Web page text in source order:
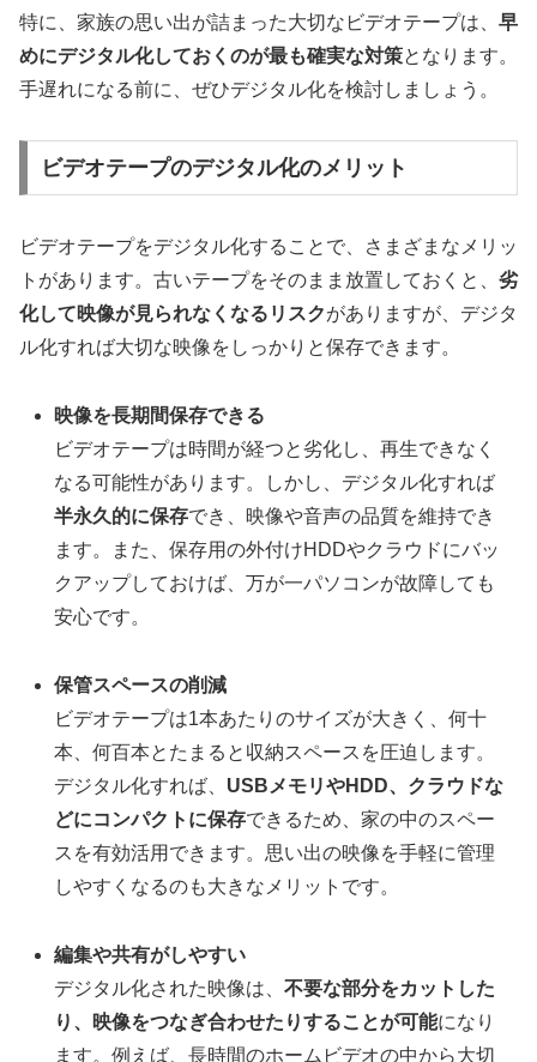
特に、家族の思い出が詰まった大切なビデオテープは、 早
めにデジタル化しておくのが最も確実な対策となります。
手遅れになる前に、ぜひデジタル化を検討しましょう。
ビデオテープのデジタル化のメリット
ビデオテープをデジタル化することで、さまざまなメリッ
トがあります。古いテープをそのまま放置しておくと、 劣
化して映像が見られなくなるリスクがありますが、デジタ
ル化すれば大切な映像をしっかりと保存できます。
映像を長期間保存できる
ビデオテープは時間が経つと劣化し、再生できなく
なる可能性があります。しかし、デジタル化すれば
半永久的に保存でき、映像や音声の品質を維持でき
ます。また、保存用の外付けHDDやクラウドにバッ
クアップしておけば、万が一パソコンが故障しても
安心です。
保管スペースの削減
ビデオテープは1本あたりのサイズが大きく、何十
本、何百本とたまると収納スペースを圧迫します。
デジタル化すれば、 USBメモリやHDD、クラウドな
どにコンパクトに保存できるため、家の中のスペー
スを有効活用できます。思い出の映像を手軽に管理
しやすくなるのも大きなメリットです。
編集や共有がしやすい
デジタル化された映像は、不要な部分をカットした
り、映像をつなぎ合わせたりすることが可能になり
ます。例えば、長時間のホームビデオの中から大切